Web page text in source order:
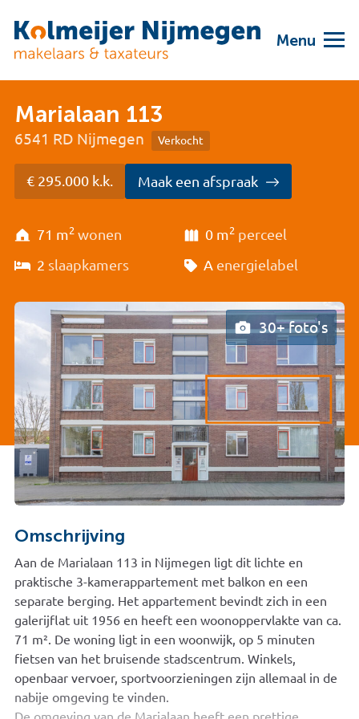
Menu
Marialaan 113
6541 RD Nijmegen Verkocht
€ 295.000 k.k. Maak een afspraak
71 m2 wonen 0 m2 perceel
2 slaapkamers A energielabel
30+ foto's
Omschrijving
Aan de Marialaan 113 in Nijmegen ligt dit lichte en
praktische 3-kamerappartement met balkon en een
separate berging. Het appartement bevindt zich in een
galerijflat uit 1956 en heeft een woonoppervlakte van ca.
71 m². De woning ligt in een woonwijk, op 5 minuten
fietsen van het bruisende stadscentrum. Winkels,
openbaar vervoer, sportvoorzieningen zijn allemaal in de
nabije omgeving te vinden.